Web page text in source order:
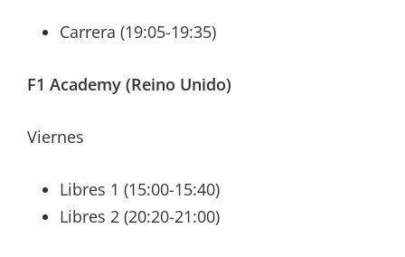
Carrera (19:05-19:35)
F1 Academy (Reino Unido)
Viernes
Libres 1 (15:00-15:40)
Libres 2 (20:20-21:00)